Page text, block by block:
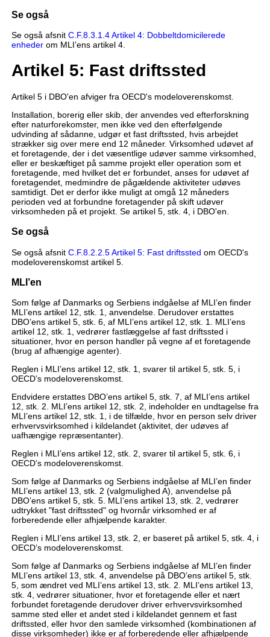
Se også
Se også afsnit C.F.8.3.1.4 Artikel 4: Dobbeltdomicilerede
enhederom MLI’ens artikel 4.
Artikel 5: Fast driftssted
Artikel 5 i DBO'en afviger fra OECD's modeloverenskomst.
Installation, borerig eller skib, der anvendes ved efterforskning
efter naturforekomster, men ikke ved den efterfølgende
udvinding af sådanne, udgør et fast driftssted, hvis arbejdet
strækker sig over mere end 12 måneder. Virksomhed udøvet af
et foretagende, der i det væsentlige udøver samme virksomhed,
eller er beskæftiget på samme projekt eller operation som et
foretagende, med hvilket det er forbundet, anses for udøvet af
foretagendet, medmindre de pågældende aktiviteter udøves
samtidigt. Det er derfor ikke muligt at omgå 12 måneders
perioden ved at forbundne foretagender på skift udøver
virksomheden på et projekt. Se artikel 5, stk. 4, i DBO'en.
Se også
Se også afsnit C.F.8.2.2.5 Artikel 5: Fast driftssted om OECD's
modeloverenskomst artikel 5.
MLI’en
Som følge af Danmarks og Serbiens indgåelse af MLI’en finder
MLI’ens artikel 12, stk. 1, anvendelse. Derudover erstattes
DBO’ens artikel 5, stk. 6, af MLI’ens artikel 12, stk. 1. MLI’ens
artikel 12, stk. 1, vedrører fastlæggelse af fast driftssted i
situationer, hvor en person handler på vegne af et foretagende
(brug af afhængige agenter).
Reglen i MLI’ens artikel 12, stk. 1, svarer til artikel 5, stk. 5, i
OECD’s modeloverenskomst.
Endvidere erstattes DBO’ens artikel 5, stk. 7, af MLI’ens artikel
12, stk. 2. MLI’ens artikel 12, stk. 2, indeholder en undtagelse fra
MLI’ens artikel 12, stk. 1, i de tilfælde, hvor en person selv driver
erhvervsvirksomhed i kildelandet (aktivitet, der udøves af
uafhængige repræsentanter).
Reglen i MLI’ens artikel 12, stk. 2, svarer til artikel 5, stk. 6, i
OECD’s modeloverenskomst.
Som følge af Danmarks og Serbiens indgåelse af MLI’en finder
MLI’ens artikel 13, stk. 2 (valgmulighed A), anvendelse på
DBO’ens artikel 5, stk. 5. MLI’ens artikel 13, stk. 2, vedrører
udtrykket "fast driftssted" og hvornår virksomhed er af
forberedende eller afhjælpende karakter.
Reglen i MLI’ens artikel 13, stk. 2, er baseret på artikel 5, stk. 4, i
OECD’s modeloverenskomst.
Som følge af Danmarks og Serbiens indgåelse af MLI’en finder
MLI’ens artikel 13, stk. 4, anvendelse på DBO’ens artikel 5, stk.
5, som ændret ved MLI’ens artikel 13, stk. 2. MLI’ens artikel 13,
stk. 4, vedrører situationer, hvor et foretagende eller et nært
forbundet foretagende derudover driver erhvervsvirksomhed
samme sted eller et andet sted i kildelandet gennem et fast
driftssted, eller hvor den samlede virksomhed (kombinationen af
disse virksomheder) ikke er af forberedende eller afhjælpende